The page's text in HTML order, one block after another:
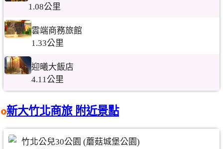
1.08公里
雲端商務旅館
1.33公里
迎曦大飯店
4.11公里
新大竹北商旅 附近景點
竹北公兒30公園 (蘑菇城堡公園)